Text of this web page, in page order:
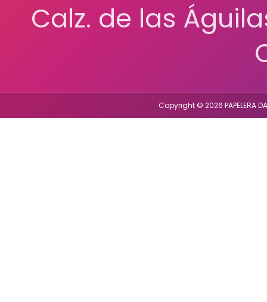
Calz. de las
Copyright © 2026 PAPELERA